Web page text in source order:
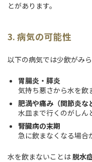
とがあります。
3. 病気の可能性
以下の病気では少飲がみ
胃腸炎・膵炎
気持ち悪さから水を飲
肥満や痛み（関節炎な
水皿まで行くのがしん
腎臓病の末期
急に飲まなくなる場合
水を飲まないことは 脱水